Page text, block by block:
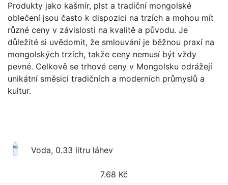
Produkty jako kašmír, plst a tradiční mongolské
oblečení jsou často k dispozici na trzích a mohou mít
různé ceny v závislosti na kvalitě a původu. Je
důležité si uvědomit, že smlouvání je běžnou praxí na
mongolských trzích, takže ceny nemusí být vždy
pevné. Celkově se trhové ceny v Mongolsku odrážejí
unikátní směsici tradičních a moderních průmyslů a
kultur.
Voda, 0.33 litru láhev
7.68 Kč